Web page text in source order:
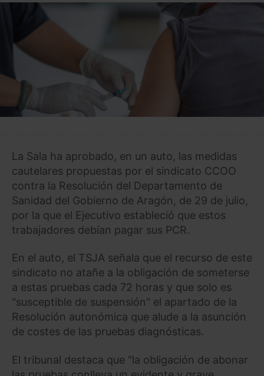
La Sala ha aprobado, en un auto, las medidas
cautelares propuestas por el sindicato CCOO
contra la Resolución del Departamento de
Sanidad del Gobierno de Aragón, de 29 de julio,
por la que el Ejecutivo estableció que estos
trabajadores debían pagar sus PCR.
En el auto, el TSJA señala que el recurso de este
sindicato no atañe a la obligación de someterse
a estas pruebas cada 72 horas y que solo es
"susceptible de suspensión" el apartado de la
Resolución autonómica que alude a la asunción
de costes de las pruebas diagnósticas.
El tribunal destaca que "la obligación de abonar